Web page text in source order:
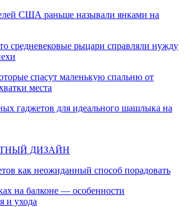
США раньше называли янками на
средневековые рыцари справляли нужду
спасут маленькую спальню от
места
гаджетов для идеального шашлыка на
ДИЗАЙН
как неожиданный способ порадовать
на балконе — особенности
и ухода